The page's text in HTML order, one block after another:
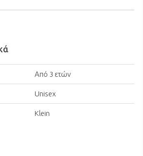
Από 3 ετών
Unisex
Klein